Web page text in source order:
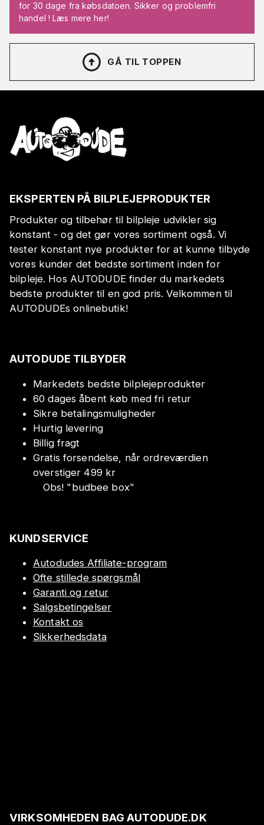
for 30 dage fra købsdatoen. Sikker og problemfri
handel ! Læs mere her!
GÅ TIL TOPPEN
EKSPERTEN PÅ BILPLEJEPRODUKTER
Produkter og tilbehør til bilpleje udvikler sig
konstant - og det gør vores sortiment også. Vi
tester konstant nye produkter for at kunne tilbyde
vores kunder det bedste sortiment inden for
bilpleje. Hos AUTODUDE finder du markedets
bedste produkter til en god pris. Velkommen til
AUTODUDEs onlinebutik!
AUTODUDE TILBYDER
Markedets bedste bilplejeprodukter
60 dages åbent køb med fri retur
Sikre betalingsmuligheder
Hurtig levering
Billig fragt
Gratis forsendelse, når ordreværdien
overstiger 499 kr
Obs! "budbee box"
KUNDSERVICE
Autodudes Affiliate-program
Ofte stillede spørgsmål
Garanti og retur
Salgsbetingelser
Kontakt os
Sikkerhedsdata
VIRKSOMHEDEN BAG AUTODUDE.DK